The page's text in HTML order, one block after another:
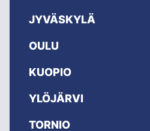
JYVÄSKYLÄ
OULU
KUOPIO
YLÖJÄRVI
TORNIO